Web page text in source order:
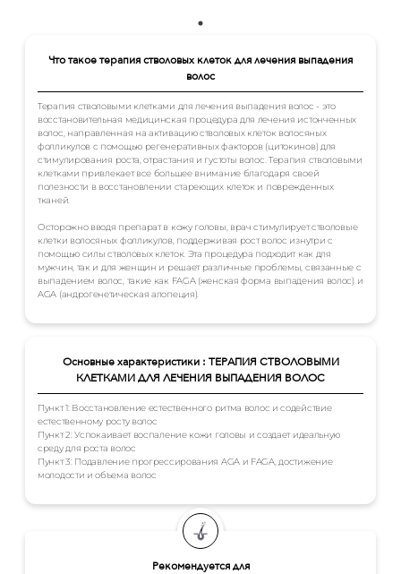
Рекомендуется для
Что такое терапия стволовых клеток для лечения выпадения
волос
Терапия стволовыми клетками для лечения выпадения волос - это
восстановительная медицинская процедура для лечения истонченных
волос, направленная на активацию стволовых клеток волосяных
фолликулов с помощью регенеративных факторов (цитокинов) для
стимулирования роста, отрастания и густоты волос. Терапия стволовыми
клетками привлекает все большее внимание благодаря своей
полезности в восстановлении стареющих клеток и поврежденных
тканей.
Осторожно вводя препарат в кожу головы, врач стимулирует стволовые
клетки волосяных фолликулов, поддерживая рост волос изнутри с
помощью силы стволовых клеток. Эта процедура подходит как для
мужчин, так и для женщин и решает различные проблемы, связанные с
выпадением волос, такие как FAGA (женская форма выпадения волос) и
AGA (андрогенетическая алопеция).
Основные характеристики : ТЕРАПИЯ СТВОЛОВЫМИ
КЛЕТКАМИ ДЛЯ ЛЕЧЕНИЯ ВЫПАДЕНИЯ ВОЛОС
Пункт 1: Восстановление естественного ритма волос и содействие
естественному росту волос
Пункт 2: Успокаивает воспаление кожи головы и создает идеальную
среду для роста волос
Пункт 3: Подавление прогрессирования AGA и FAGA, достижение
молодости и объема волос